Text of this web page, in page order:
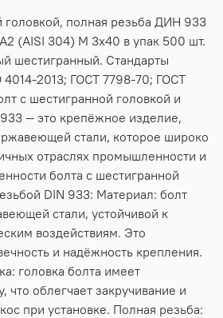
головкой, полная резьба ДИН 933
(AISI 304) M 3х40 в упак 500 шт.
шестигранный. Стандарты
2013; ГОСТ 7798-70; ГОСТ
с шестигранной головкой и
— это крепёжное изделие,
стали, которое широко
отраслях промышленности и
болта с шестигранной
DIN 933: Материал: болт
стали, устойчивой к
воздействиям. Это
и надёжность крепления.
головка болта имеет
облегчает закручивание и
при установке. Полная резьба: